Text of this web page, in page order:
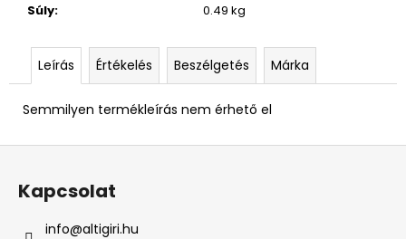
Súly: 0.49 kg
Leírás Értékelés Beszélgetés Márka
Semmilyen termékleírás nem érhető el
L
Kapcsolat
info@altigiri.hu